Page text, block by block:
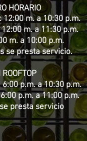
HORARIO
m. a 10:30 p.m.
m. a 11:30 p.m.
m. a 10:00 p.m.
se presta servicio.
p.m. a 10:30 p.m.
p.m. a 11:00 p.m.
presta servicio